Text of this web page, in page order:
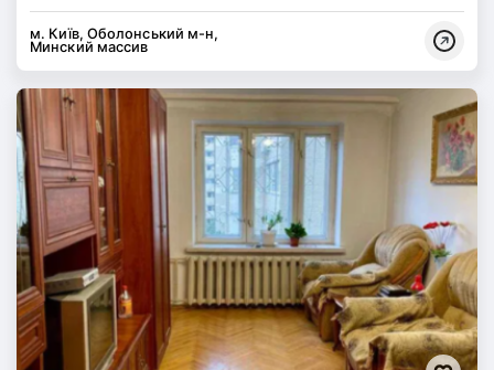
м. Київ, Оболонський м-н,
Минский массив